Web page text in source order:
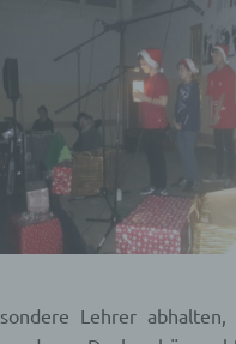
Lehrer